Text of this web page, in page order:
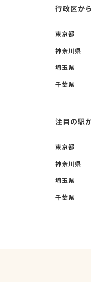
行政区か
東京都
神奈川県
埼玉県
千葉県
注目の駅
東京都
神奈川県
埼玉県
千葉県